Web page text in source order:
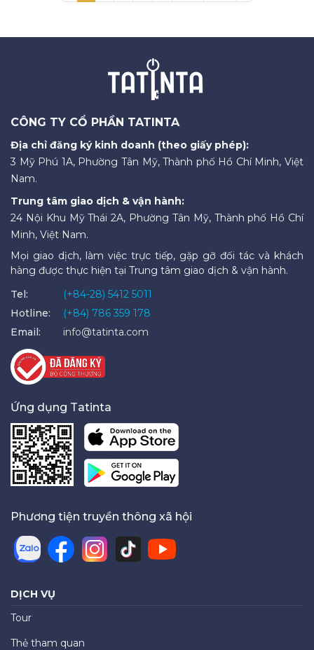
CÔNG TY CỔ PHẦN TATINTA
Địa chỉ đăng ký kinh doanh (theo giấy phép):
3 Mỹ Phú 1A, Phường Tân Mỹ, Thành phố Hồ Chí Minh, Việt
Nam.
Trung tâm giao dịch & vận hành:
24 Nội Khu Mỹ Thái 2A, Phường Tân Mỹ, Thành phố Hồ Chí
Minh, Việt Nam.
Mọi giao dịch, làm việc trực tiếp, gặp gỡ đối tác và khách
hàng được thực hiện tại Trung tâm giao dịch & vận hành.
Tel:
(+84-28) 5412 5011
Hotline:
(+84) 786 359 178
Email:
info@tatinta.com
Ứng dụng Tatinta
Phương tiện truyền thông xã hội
DỊCH VỤ
Tour
Thẻ tham quan